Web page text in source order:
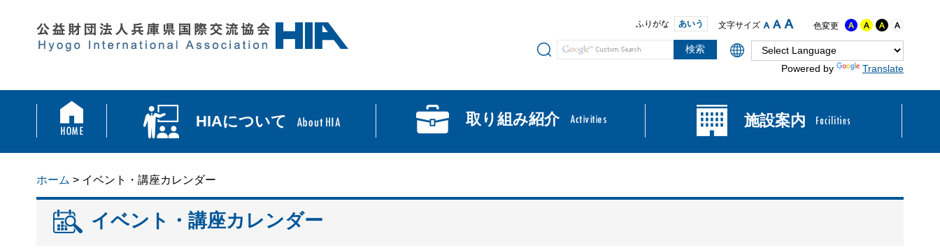
ふりがな あいう 文字サイズ 色変更
サイト内検索
Powered by
Translate
HIAについて 取り組み紹介 施設案内
ホーム > イベント・講座カレンダー
イベント・講座カレンダー